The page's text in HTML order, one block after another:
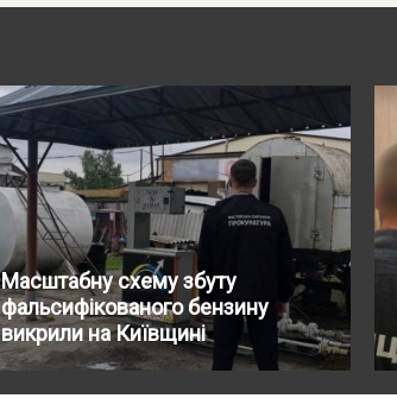
Масштабну схему збуту
фальсифікованого бензину
викрили на Київщині